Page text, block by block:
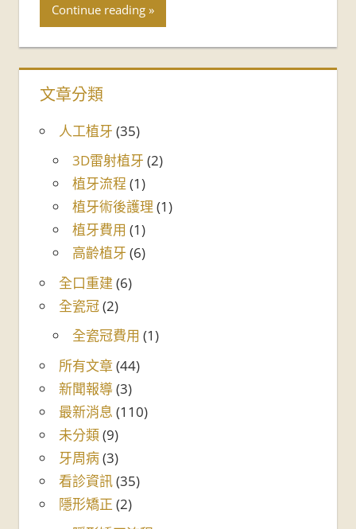
Continue reading
文章分類
人工植牙 (35)
3D雷射植牙 (2)
植牙流程 (1)
植牙術後護理 (1)
植牙費用 (1)
高齡植牙 (6)
全口重建 (6)
全瓷冠(2)
全瓷冠費用 (1)
所有文章(44)
新聞報導(3)
最新消息 (110)
未分類(9)
牙周病(3)
看診資訊(35)
隱形矯正 (2)